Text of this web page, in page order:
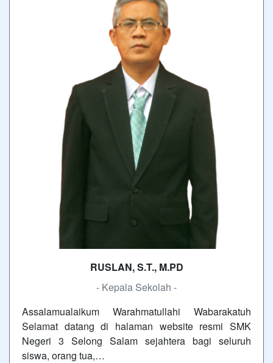
RUSLAN, S.T., M.PD
- Kepala Sekolah -
Assalamualaikum Warahmatullahi Wabarakatuh
Selamat datang di halaman website resmi SMK
Negeri 3 Selong Salam sejahtera bagi seluruh
siswa, orang tua,…